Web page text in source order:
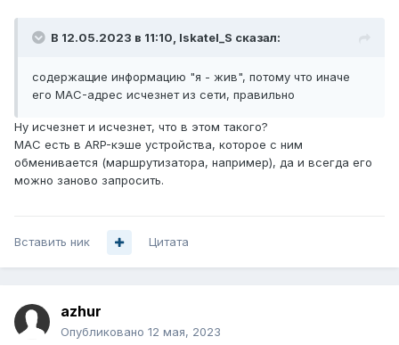
В 12.05.2023 в 11:10, Iskatel_S сказал:
содержащие информацию "я - жив", потому что иначе
его MAC-адрес исчезнет из сети, правильно
Ну исчезнет и исчезнет, что в этом такого?
MAC есть в ARP-кэше устройства, которое с ним
обменивается (маршрутизатора, например), да и всегда его
можно заново запросить.
Вставить ник Цитата
azhur
Опубликовано 12 мая, 2023